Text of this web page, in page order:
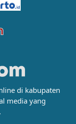
di kabupaten
media yang